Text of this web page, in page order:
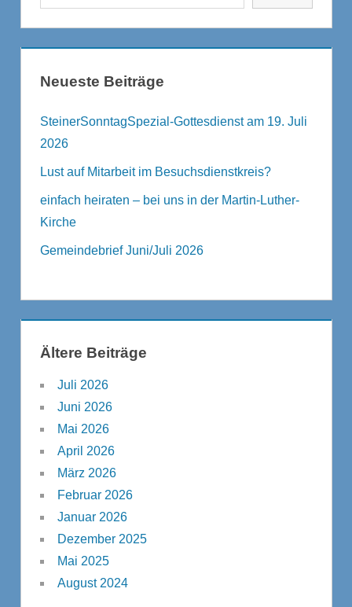
Neueste Beiträge
SteinerSonntagSpezial-Gottesdienst am 19. Juli
2026
Lust auf Mitarbeit im Besuchsdienstkreis?
einfach heiraten – bei uns in der Martin-Luther-
Kirche
Gemeindebrief Juni/Juli 2026
Ältere Beiträge
Juli 2026
Juni 2026
Mai 2026
April 2026
März 2026
Februar 2026
Januar 2026
Dezember 2025
Mai 2025
August 2024